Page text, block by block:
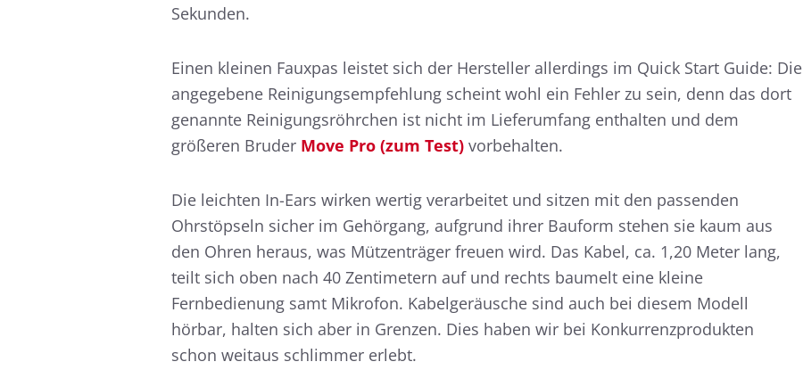
Sekunden.
Einen kleinen Fauxpas leistet sich der Hersteller allerdings im Quick Start Guide: Die
angegebene Reinigungsempfehlung scheint wohl ein Fehler zu sein, denn das dort
genannte Reinigungsröhrchen ist nicht im Lieferumfang enthalten und dem
größeren Bruder Move Pro (zum Test) vorbehalten.
Die leichten In-Ears wirken wertig verarbeitet und sitzen mit den passenden
Ohrstöpseln sicher im Gehörgang, aufgrund ihrer Bauform stehen sie kaum aus
den Ohren heraus, was Mützenträger freuen wird. Das Kabel, ca. 1,20 Meter lang,
teilt sich oben nach 40 Zentimetern auf und rechts baumelt eine kleine
Fernbedienung samt Mikrofon. Kabelgeräusche sind auch bei diesem Modell
hörbar, halten sich aber in Grenzen. Dies haben wir bei Konkurrenzprodukten
schon weitaus schlimmer erlebt.